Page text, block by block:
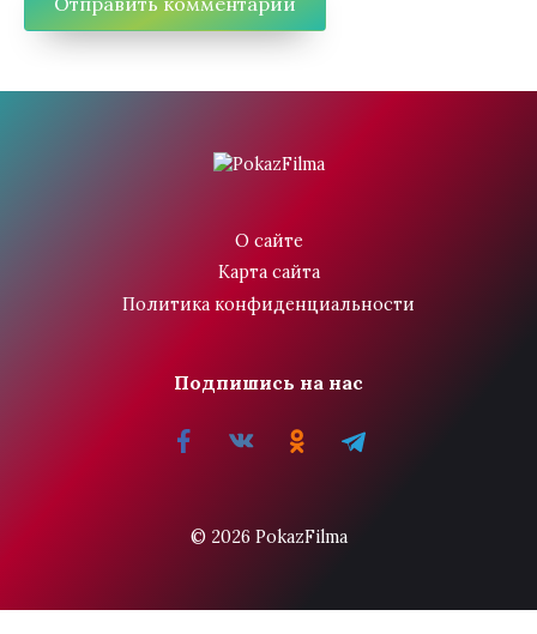
О сайте
Карта сайта
Политика конфиденциальности
Подпишись на нас
© 2026 PokazFilma